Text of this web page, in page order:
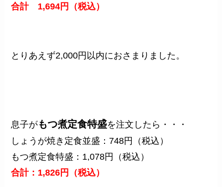
合計 1,694円（税込）
とりあえず2,000円以内におさまりました。
息子がもつ煮定食特盛を注文したら・・・
しょうが焼き定食並盛：748円（税込）
もつ煮定食特盛：1,078円（税込）
合計：1,826円（税込）